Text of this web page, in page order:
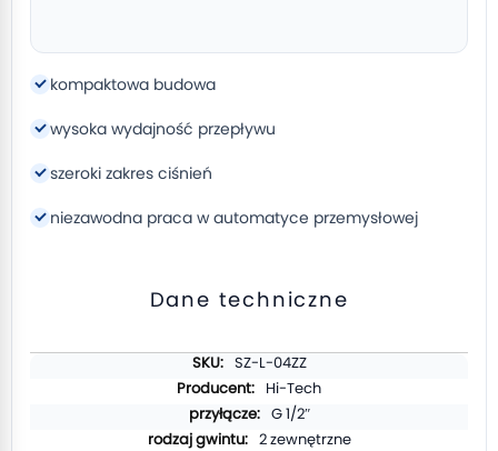
kompaktowa budowa
wysoka wydajność przepływu
szeroki zakres ciśnień
niezawodna praca w automatyce przemysłowej
Dane techniczne
SZ-L-04ZZ
Hi-Tech
G 1/2″
2 zewnętrzne